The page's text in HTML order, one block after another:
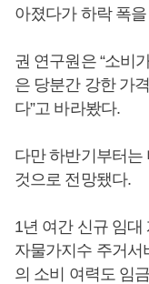
아졌다가 하락 폭
권 연구원은 “소비
은 당분간 강한 가
다”고 바라봤다.
다만 하반기부터는
것으로 전망됐다.
1년 여간 신규 임대
자물가지수 주거서
의 소비 여력도 임